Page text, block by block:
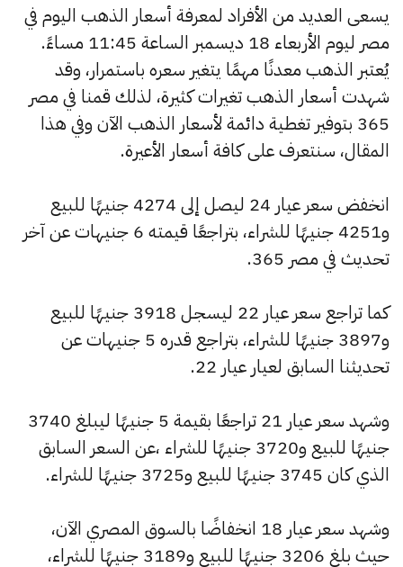
يسعى العديد من الأفراد لمعرفة أسعار الذهب اليوم في
مصر ليوم الأربعاء 18 ديسمبر الساعة 11:45 مساءً.
يُعتبر الذهب معدنًا مهمًا يتغير سعره باستمرار، وقد
شهدت أسعار الذهب تغيرات كثيرة، لذلك قمنا في مصر
365 بتوفير تغطية دائمة لأسعار الذهب الآن وفي هذا
المقال، سنتعرف على كافة أسعار الأعيرة.
انخفض سعر عيار 24 ليصل إلى 4274 جنيهًا للبيع
و4251 جنيهًا للشراء، بتراجعًا قيمته 6 جنيهات عن آخر
تحديث في مصر 365.
كما تراجع سعر عيار 22 ليسجل 3918 جنيهًا للبيع
و3897 جنيهًا للشراء، بتراجع قدره 5 جنيهات عن
تحديثنا السابق لعيار عيار 22.
وشهد سعر عيار 21 تراجعًا بقيمة 5 جنيهًا ليبلغ 3740
جنيهًا للبيع و3720 جنيهًا للشراء ،عن السعر السابق
الذي كان 3745 جنيهًا للبيع و3725 جنيهًا للشراء.
وشهد سعر عيار 18 انخفاضًا بالسوق المصري الآن،
حيث بلغ 3206 جنيهًا للبيع و3189 جنيهًا للشراء،